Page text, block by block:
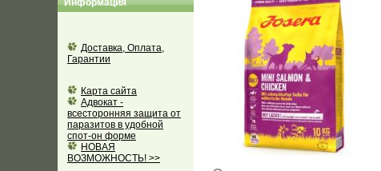
Информация
Доставка, Оплата,
Гарантии
Карта сайта
Адвокат -
всесторонняя защита от
паразитов в удобной
спот-он форме
НОВАЯ
ВОЗМОЖНОСТЬ! >>